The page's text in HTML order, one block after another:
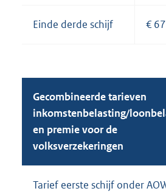
Einde derde schijf €
Gecombineerde tarieven
inkomstenbelasting/
en premie voor de
volksverzekeringen
Tarief eerste schijf onder